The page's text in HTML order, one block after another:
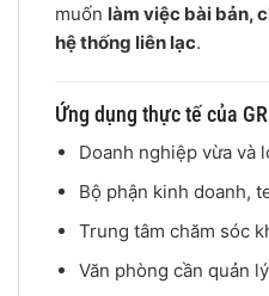
muốn làm việc bài bản,
hệ thống liên lạc.
Ứng dụng thực tế của
Doanh nghiệp vừa và
Bộ phận kinh doanh,
Trung tâm chăm sóc
Văn phòng cần quản